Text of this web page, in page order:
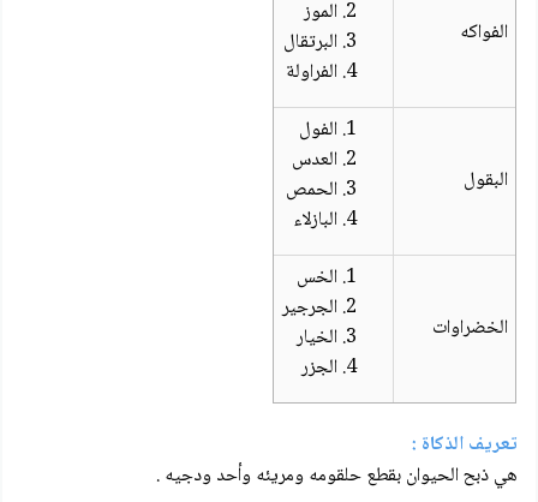
الفواكه
الموز
البرتقال
الفراولة
البقول
الفول
العدس
الحمص
البازلاء
الخضراوات
الخس
الجرجير
الخيار
الجزر
تعريف الذكاة :
هي ذبح الحيوان بقطع حلقومه ومريئه وأحد ودجيه .